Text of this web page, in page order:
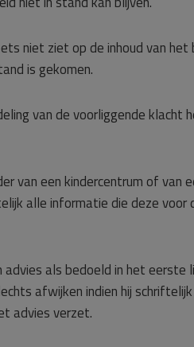
niet ziet op de inhoud van het
is gekomen.
van de voorliggende klacht
van een kindercentrum of van
alle informatie die deze voor
als bedoeld in het eerste
afwijken indien hij
advies verzet.